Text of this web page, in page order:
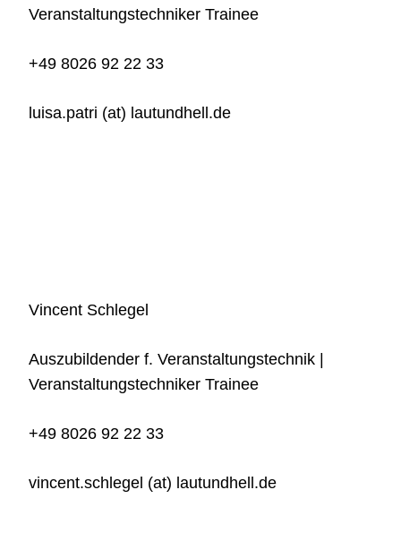
Veranstaltungstechniker Trainee
+49 8026 92 22 33
luisa.patri (at) lautundhell.de
Vincent Schlegel
Auszubildender f. Veranstaltungstechnik |
Veranstaltungstechniker Trainee
+49 8026 92 22 33
vincent.schlegel (at) lautundhell.de